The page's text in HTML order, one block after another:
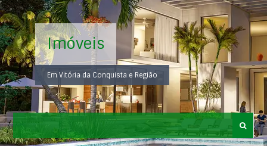
Imóveis
Em Vitória da Conquista e Região